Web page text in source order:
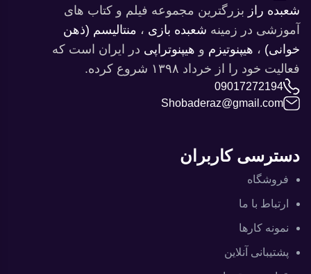
شعبده راز بزرگترین مجموعه فیلم و کتاب های
آموزشی در ‌زمینه شعبده بازی ، منتالیسم (ذهن
خوانی) ، هیپنوتیزم و‌ هیپنوتراپی در ایران است که
فعالیت خود را از خرداد ۱۳۹۸ شروع کرده.
09017272194
Shobaderaz@gmail.com
دسترسی کاربران
فروشگاه
ارتباط با ما
نمونه کارها
پشتیبانی آنلاین